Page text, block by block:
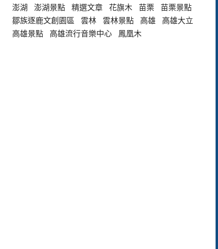
澎湖
澎湖景點 精選文章 花旗木 苗栗
苗栗景點
鄒族逐鹿文創園區
雲林 雲林景點 高雄
高雄大立
高雄景點
高雄流行音樂中心 鳳凰木